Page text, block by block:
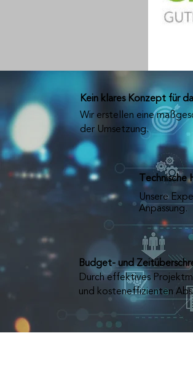
Kein klares Konzept für
Wir erstellen eine
der Umsetzung.
Technische
Unsere
Anpassung.
Budget- und
Durch effektives
und kosteneffizienten